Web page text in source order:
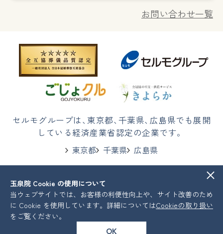
お問い合わせ一覧
セルモグループは、東京都、 千葉県、 広島県でも展開
している経済産業省認定の企業です。
東京都
千葉県 広島県
株式会社セルモ
COPYRIGHT © Celmo All Rights Reserved.
玉泉院 Cookie の使用について
当ウェブサイトでは、お客様の利便性向上や、サイト改善のため
に Cookie を使用しています。詳細についてはCookieの取り扱い
をご覧ください。
OK